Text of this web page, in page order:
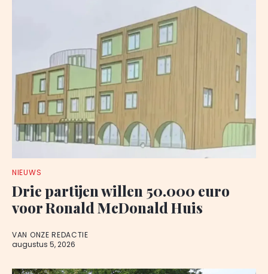
NIEUWS
Drie partijen willen 50.000 euro
voor Ronald McDonald Huis
VAN ONZE REDACTIE
augustus 5, 2026